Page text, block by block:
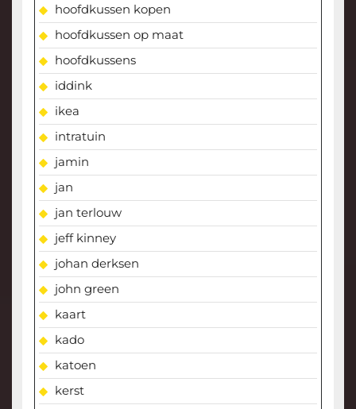
hoofdkussen kopen
hoofdkussen op maat
hoofdkussens
iddink
ikea
intratuin
jamin
jan
jan terlouw
jeff kinney
johan derksen
john green
kaart
kado
katoen
kerst